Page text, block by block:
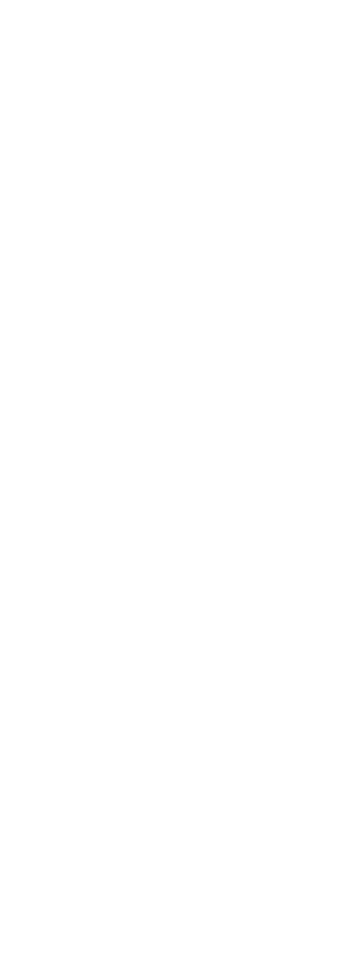
грузов до 1 тонны в Марьиной Горке